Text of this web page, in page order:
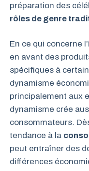
préparation des
rôles de genre
En ce qui concerne l’
en avant des
spécifiques à
dynamisme
principalement aux
dynamisme crée
consommateurs.
tendance à la
peut entraîner des
différences